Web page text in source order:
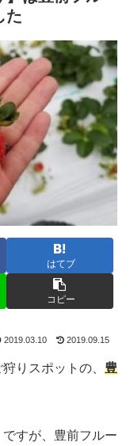
た
はてブ
コピー
2019.03.10 2019.09.15
りスポットの、 豊
すが、豊前フルー